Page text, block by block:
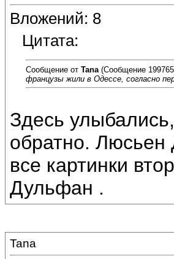
Вложений: 8
Цитата:
Сообщение от Tana (Сообщение
французы жили в Одессе, согласно
Здесь
обратно. Люсьен
все картинки
Дульфан .
Tana